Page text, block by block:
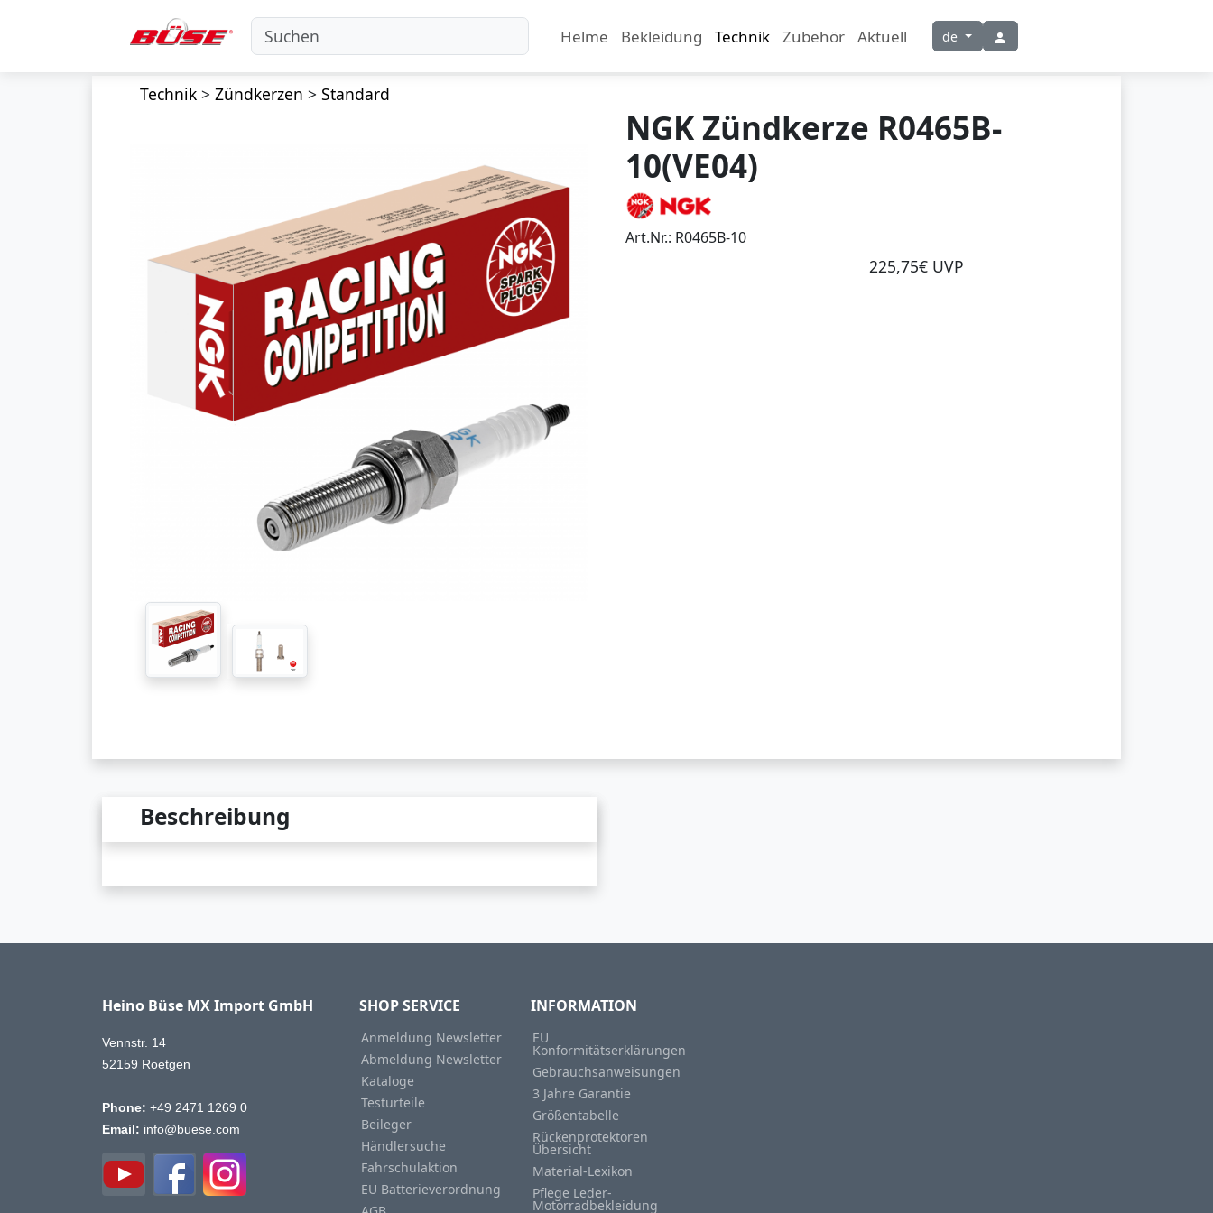
Helme Bekleidung Technik Zubehör Aktuell de
Technik> Zündkerzen > Standard
NGK Zündkerze R0465B-
10(VE04)
Art.Nr.: R0465B-10
225,75€ UVP
Beschreibung
Heino Büse MX Import GmbH
Vennstr. 14
52159 Roetgen
Phone: +49 2471 1269 0
Email: info@buese.com
SHOP SERVICE
Anmeldung Newsletter
Abmeldung Newsletter
Kataloge
Testurteile
Beileger
Händlersuche
Fahrschulaktion
EU Batterieverordnung
INFORMATION
EU
Konformitätserklärungen
Gebrauchsanweisungen
3 Jahre Garantie
Größentabelle
Rückenprotektoren
Übersicht
Material-Lexikon
Pflege Leder-
Motorradbekleidung